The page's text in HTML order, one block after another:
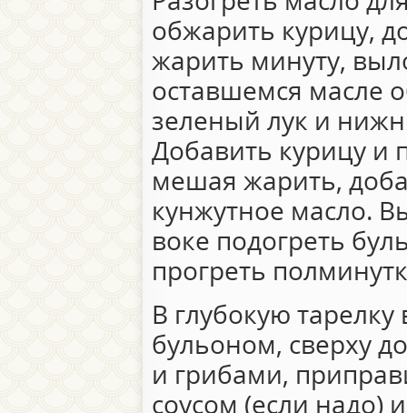
обжарить курицу,
жарить минуту,
оставшемся масле
зеленый лук и
Добавить курицу и
мешая жарить,
кунжутное масло.
воке подогреть
прогреть
В глубокую
бульоном, сверху
и грибами,
соусом (если надо)